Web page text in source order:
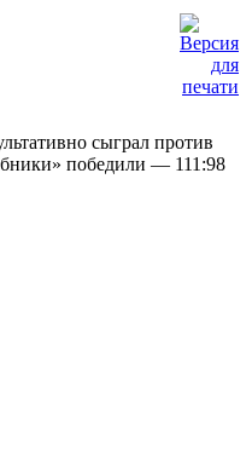
сыграл против
победили — 111:98